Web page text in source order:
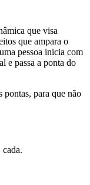
que visa
que ampara o
pessoa inicia com
e passa a ponta do
pontas, para que não